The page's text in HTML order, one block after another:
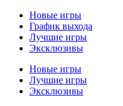
Новые игры
График выхода
Лучшие игры
Эксклюзивы
Новые игры
Лучшие игры
Эксклюзивы